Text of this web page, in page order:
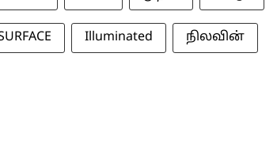
Illuminated நிலவின்